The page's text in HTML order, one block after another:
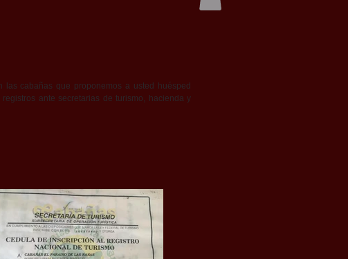
cabañas que proponemos a usted huésped
ante secretarias de turismo, hacienda y